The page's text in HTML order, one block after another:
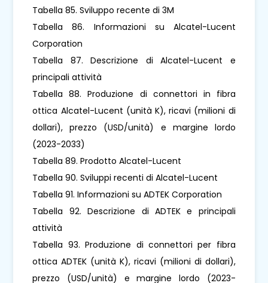
Tabella 85. Sviluppo recente di 3M
Tabella 86. Informazioni su Alcatel-Lucent
Corporation
Tabella 87. Descrizione di Alcatel-Lucent e
principali attività
Tabella 88. Produzione di connettori in fibra
ottica Alcatel-Lucent (unità K), ricavi (milioni di
dollari), prezzo (USD/unità) e margine lordo
(2023-2033)
Tabella 89. Prodotto Alcatel-Lucent
Tabella 90. Sviluppi recenti di Alcatel-Lucent
Tabella 91. Informazioni su ADTEK Corporation
Tabella 92. Descrizione di ADTEK e principali
attività
Tabella 93. Produzione di connettori per fibra
ottica ADTEK (unità K), ricavi (milioni di dollari),
prezzo (USD/unità) e margine lordo (2023-